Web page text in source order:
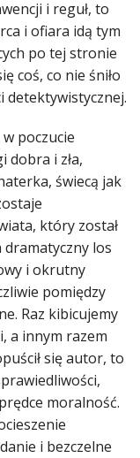
i reguł, to
i ofiara idą tym
po tej stronie
coś, co nie śniło
detektywistycznej.
poczucie
dobra i zła,
świecą jak
który został
los
i okrutny
pomiędzy
Raz kibicujemy
a innym razem
się autor, to
moralność.
i bezczelne